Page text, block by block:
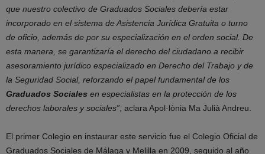
que nuestro colectivo de Graduados Sociales debería estar
incorporado en el sistema de Asistencia Jurídica Gratuita o turno
de oficio, además de por su especialización en el orden social. De
esta manera, se garantizaría el derecho del ciudadano a recibir
asesoramiento jurídico especializado en Derecho del Trabajo y de
la Seguridad Social, reforzando el papel fundamental de los
Graduados Sociales en especialistas en la protección de los
derechos laborales y sociales”, aclara Apol·lònia Ma Julià Andreu.
El primer Colegio en instaurar este servicio fue el Colegio Oficial de
Graduados Sociales de Málaga y Melilla en 2009, seguido al año